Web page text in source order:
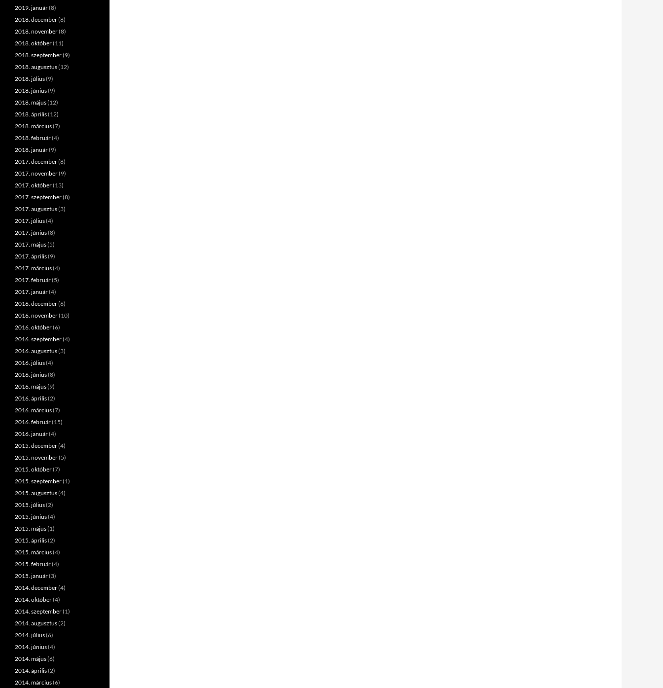
2019. január(8)
2018. december(8)
2018. november(8)
2018. október(11)
2018. szeptember(9)
2018. augusztus(12)
2018. július(9)
2018. június(9)
2018. május(12)
2018. április(12)
2018. március(7)
2018. február(4)
2018. január(9)
2017. december(8)
2017. november(9)
2017. október(13)
2017. szeptember(8)
2017. augusztus(3)
2017. július(4)
2017. június(8)
2017. május(5)
2017. április(9)
2017. március(4)
2017. február(5)
2017. január(4)
2016. december(6)
2016. november(10)
2016. október(6)
2016. szeptember(4)
2016. augusztus(3)
2016. július(4)
2016. június(8)
2016. május(9)
2016. április(2)
2016. március(7)
2016. február(15)
2016. január(4)
2015. december(4)
2015. november(5)
2015. október(7)
2015. szeptember(1)
2015. augusztus(4)
2015. július(2)
2015. június(4)
2015. május(1)
2015. április(2)
2015. március(4)
2015. február(4)
2015. január(3)
2014. december(4)
2014. október(4)
2014. szeptember(1)
2014. augusztus(2)
2014. július(6)
2014. június(4)
2014. május(6)
2014. április(2)
2014. március(6)